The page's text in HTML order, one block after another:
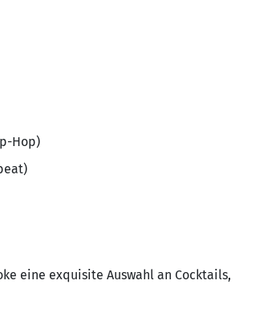
Hop)
eine exquisite Auswahl an Cocktails,